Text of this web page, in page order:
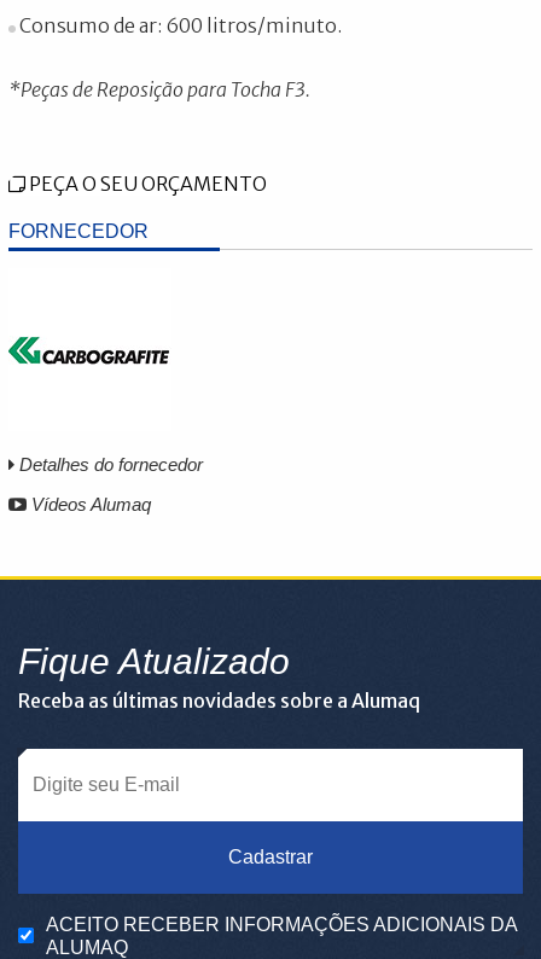
FORNECEDOR
Detalhes do fornecedor
Vídeos Alumaq
Consumo de ar: 600 litros/minuto.
*Peças de Reposição para Tocha F3.
PEÇA O SEU ORÇAMENTO
Fique Atualizado
Receba as últimas novidades sobre a Alumaq
Cadastrar
ACEITO RECEBER INFORMAÇÕES ADICIONAIS DA
ALUMAQ